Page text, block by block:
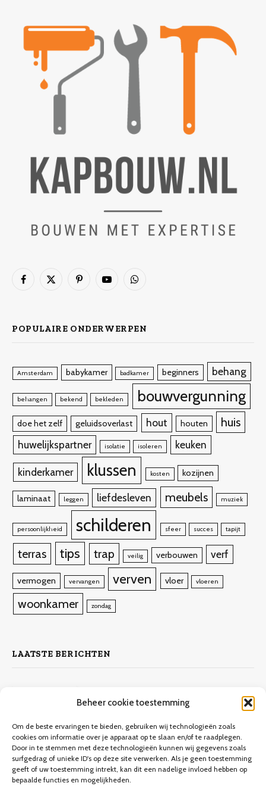
Beheer cookie toestemming
Om de beste ervaringen te bieden, gebruiken wij technologieën zoals
cookies om informatie over je apparaat op te slaan en/of te raadplegen.
Door in te stemmen met deze technologieën kunnen wij gegevens zoals
surfgedrag of unieke ID's op deze site verwerken. Als je geen toestemming
geeft of uw toestemming intrekt, kan dit een nadelige invloed hebben op
bepaalde functies en mogelijkheden.
Facebook
X
PinterestYouTubeWhatsApp
POPULAIRE ONDERWERPEN
Amsterdam babykamer badkamer beginners behang
behangen bekend bekleden bouwvergunning
doe het zelf geluidsoverlast hout houten huis
huwelijkspartner isolatie isoleren keuken
kinderkamer klussen kosten kozijnen
laminaat leggen liefdesleven meubels muziek
persoonlijkheid schilderen sfeer succes tapijt
terras tips trap veilig verbouwen verf
vermogen vervangen verven vloer vloeren
woonkamer zondag
LAATSTE BERICHTEN
Keuken verbouwen op een budget
9 december 2023 9.706Views